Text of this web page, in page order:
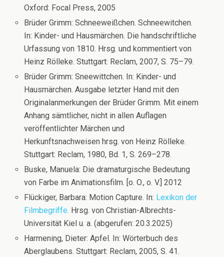
Oxford: Focal Press, 2005
Brüder Grimm: Schneeweißchen. Schneewitchen.
In: Kinder- und Hausmärchen. Die handschriftliche
Urfassung von 1810. Hrsg. und kommentiert von
Heinz Rölleke. Stuttgart: Reclam, 2007, S. 75–79.
Brüder Grimm: Sneewittchen. In: Kinder- und
Hausmärchen. Ausgabe letzter Hand mit den
Originalanmerkungen der Brüder Grimm. Mit einem
Anhang sämtlicher, nicht in allen Auflagen
veröffentlichter Märchen und
Herkunftsnachweisen hrsg. von Heinz Rölleke.
Stuttgart: Reclam, 1980, Bd. 1, S. 269–278.
Buske, Manuela: Die dramaturgische Bedeutung
von Farbe im Animationsfilm. [o. O., o. V.] 2012
Flückiger, Barbara: Motion Capture. In: Lexikon der
Filmbegriffe. Hrsg. von Christian-Albrechts-
Universität Kiel u. a. (abgerufen: 20.3.2025)
Harmening, Dieter: Apfel. In: Wörterbuch des
Aberglaubens. Stuttgart: Reclam, 2005, S. 41.